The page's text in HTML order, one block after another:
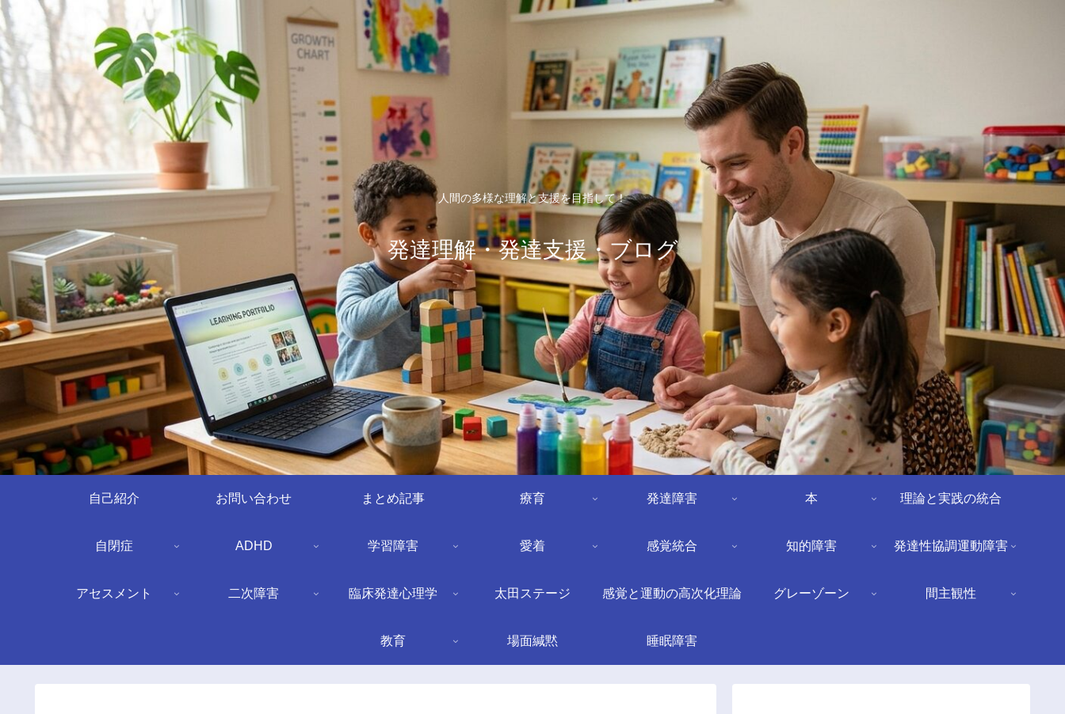
人間の多様な理解と支援を目指して！
発達理解・発達支援・ブログ
自己紹介 お問い合わせ まとめ記事 療育 発達障害 本 理論と実践の統合
自閉症 ADHD 学習障害 愛着 感覚統合 知的障害 発達性協調運動障害
アセスメント 二次障害 臨床発達心理学 太田ステージ 感覚と運動の高次化理論 グレーゾーン 間主観性
教育 場面緘黙 睡眠障害